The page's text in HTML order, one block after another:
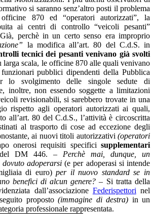
si saranno senz’altro posti il problema
870 ed “operatori autorizzati”, la
ai centri di controllo “veicoli pesanti”
perchè in un certo senso era improprio
la modifica all’art. 80 del C.d.S. in
tecnici dei pesanti venivano già svolti
larga scala, le officine 870 alle quali venivano
pubblici dipendenti della Pubblica
lo svolgimento delle singole sedute di
inoltre, non essendo soggette a limitazioni
revisionabili, si sarebbero trovate in una
rispetto agli operatori autorizzati ai quali,
all’art. 80 del C.d.S., l’attività è circoscritta
al trasporto di cose ad eccezione degli
ai nuovi titoli autorizzativi (operatori
onerosi requisiti specifici supplementari
del DM 446. – Perchè mai, dunque, un
dovuto adoperarsi (e per adoperasi si intende
di euro)per il nuovo standard se in
benefici di alcun genere? – Si tratta della
dall’associazione Federispettori nel
proposto(immagine di destra) in un
professionale rappresentata.